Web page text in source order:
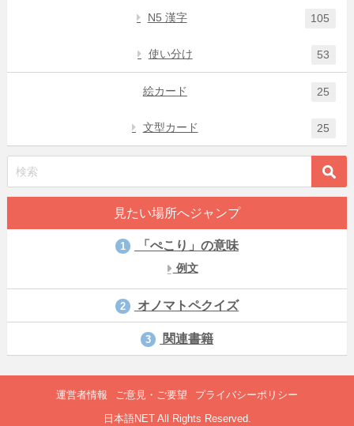
N5 漢字 105
使い分け 53
絵カード 25
文型カード 25
見たい場所へジャンプ
1 「ぺこり」の意味
例文
2 オノマトペクイズ
3 関連書籍
運営者情報 ご意見・ご要望
プライバシーポリシー
日本語NET All Rights Reserved.